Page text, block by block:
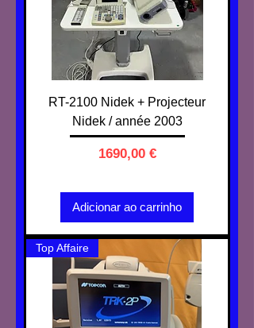
RT-2100 Nidek + Projecteur
Nidek / année 2003
Preço
1690,00 €
Adicionar ao carrinho
Top Affaire